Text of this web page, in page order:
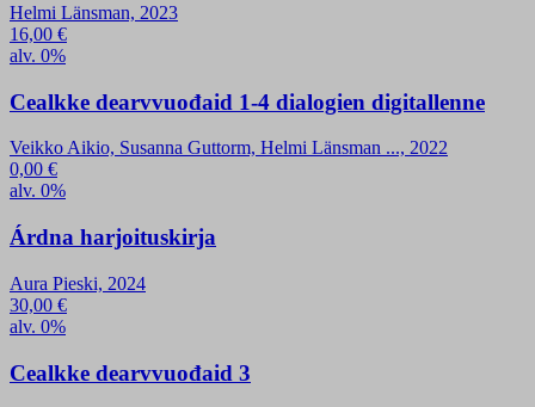
Helmi Länsman, 2023
16,00 €
alv. 0%
Cealkke dearvvuođaid 1-4 dialogien digitallenne
Veikko Aikio, Susanna Guttorm, Helmi Länsman ..., 2022
0,00 €
alv. 0%
Árdna harjoituskirja
Aura Pieski, 2024
30,00 €
alv. 0%
Cealkke dearvvuođaid 3